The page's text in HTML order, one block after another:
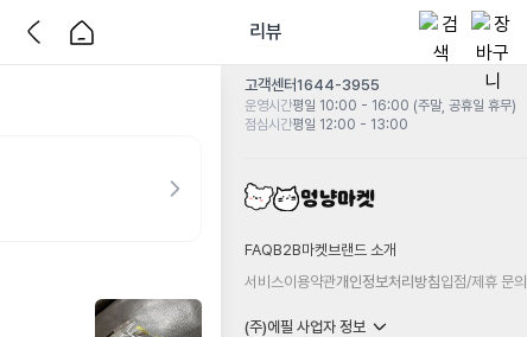
리뷰
고객센터1644-3955
운영시간평일 10:00 - 16:00 (주말, 공휴일 휴무)
점심시간평일 12:00 - 13:00
FAQB2B마켓 브랜드 소개
서비스이용약관개인정보처리방침입점/제휴 문의
(주)에필 사업자 정보